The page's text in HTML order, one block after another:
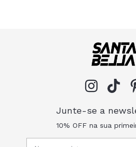
Junte-se a
10% OFF na sua